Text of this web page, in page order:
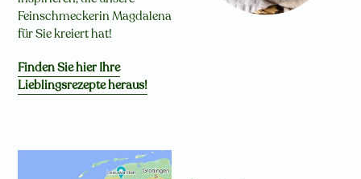
Feinschmeckerin Magdalena
für Sie kreiert hat!
Finden Sie hier Ihre
Lieblingsrezepte heraus!